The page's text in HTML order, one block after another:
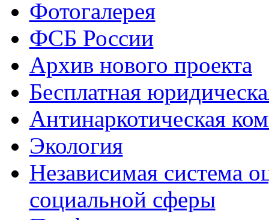
Фотогалерея
ФСБ России
Архив нового проекта
Бесплатная
Антинаркотическая
Экология
Независимая система
социальной сферы